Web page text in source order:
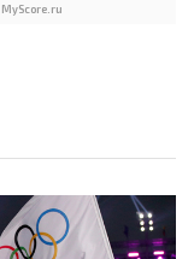
MyScore.ru